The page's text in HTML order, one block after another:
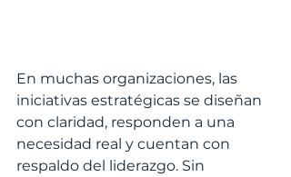
En muchas organizaciones, las
iniciativas estratégicas se diseñan
con claridad, responden a una
necesidad real y cuentan con
respaldo del liderazgo. Sin